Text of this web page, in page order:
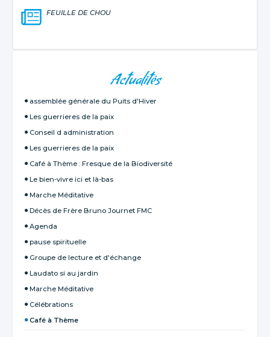
FEUILLE DE CHOU
Actualités
assemblée générale du Puits d'Hiver
Les guerrieres de la paix
Conseil d administration
Les guerrieres de la paix
Café à Thème : Fresque de la Biodiversité
Le bien-vivre ici et là-bas
Marche Méditative
Décès de Frère Bruno Journet FMC
Agenda
pause spirituelle
Groupe de lecture et d'échange
Laudato si au jardin
Marche Méditative
Célébrations
Café à Thème